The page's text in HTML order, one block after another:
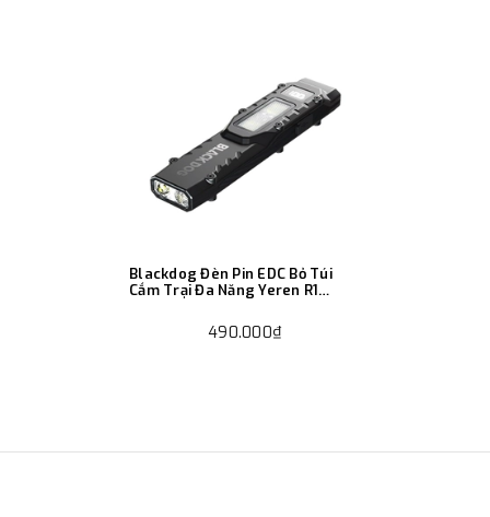
Blackdog Đèn Pin EDC Bỏ Túi
Cắm Trại Đa Năng Yeren R1
490.000₫